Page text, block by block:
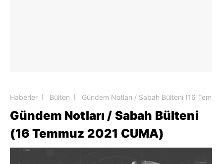
Haberler Bülten Gündem Notları / Sabah Bülteni (16
Gündem Notları / Sabah Bülteni
(16 Temmuz 2021 CUMA)